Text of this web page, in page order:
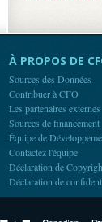
À PROPOS DE
Sources des Données
Contribuer à CFO
Les partenaires externes
Sources de financement
Équipe de
Contactez l'équipe
Déclaration de
Déclaration de